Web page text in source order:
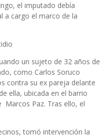
el imputado debía
a cargo el marco de la
un sujeto de 32 años de
como Carlos Soruco
contra su ex pareja delante
ella, ubicada en el barrio
Marcos Paz. Tras ello, el
tomó intervención la